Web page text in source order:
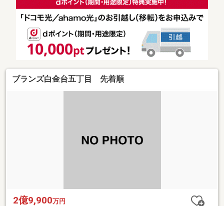
ブランズ白金台五丁目 先着順
2億9,900万円